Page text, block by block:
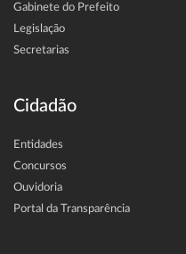
Gabinete do Prefeito
Legislação
Secretarias
Cidadão
Entidades
Concursos
Ouvidoria
Portal da Transparência